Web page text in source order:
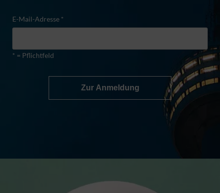
E-Mail-Adresse *
* = Pflichtfeld
Zur Anmeldung